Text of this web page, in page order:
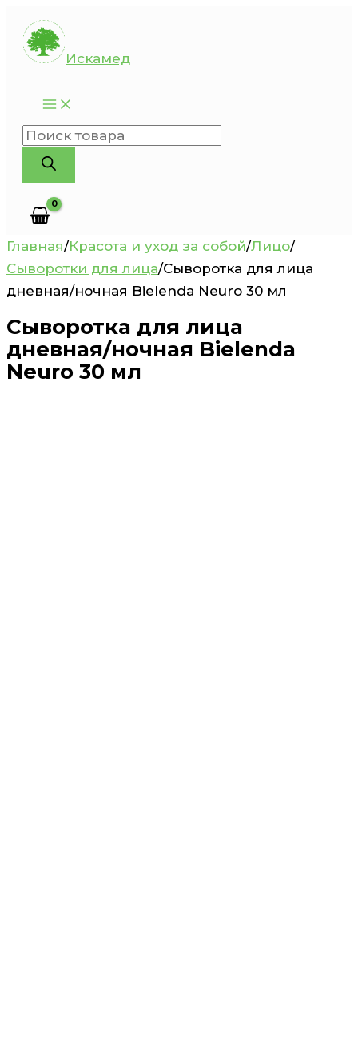
Перейти
содержимому
Искамед
Поиск
товаров
Главная/Красота и уход за собой/Лицо/
Сыворотки для лица/Сыворотка для лица
дневная/ночная Bielenda Neuro 30 мл
Сыворотка для лица
дневная/ночная Bielenda
Neuro 30 мл